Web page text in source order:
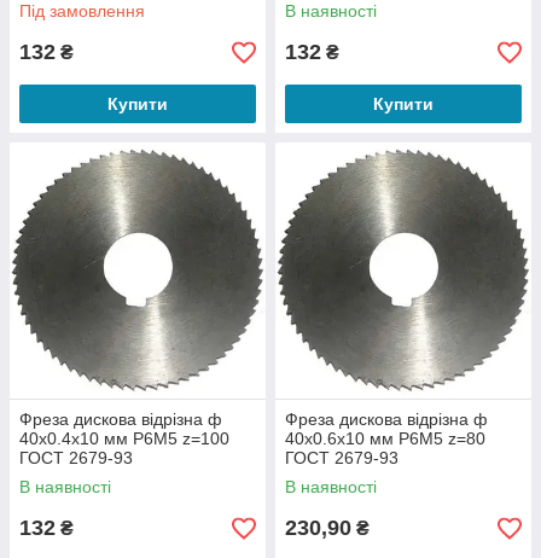
Під замовлення
132 ₴
Купити
В наявності
132 ₴
Купити
Фреза дискова відрізна ф
40х0.4х10 мм Р6М5 z=100
ГОСТ 2679-93
В наявності
132 ₴
Фреза дискова відрізна ф
40х0.6х10 мм Р6М5 z=80
ГОСТ 2679-93
В наявності
230,90 ₴